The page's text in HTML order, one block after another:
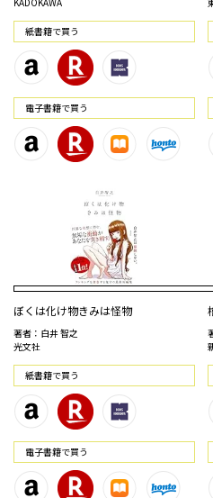
紙書籍で買う
電⼦書籍で買う
ぼくは化け物きみは怪物
著者：白井 智之
光文社
紙書籍で買う
電⼦書籍で買う